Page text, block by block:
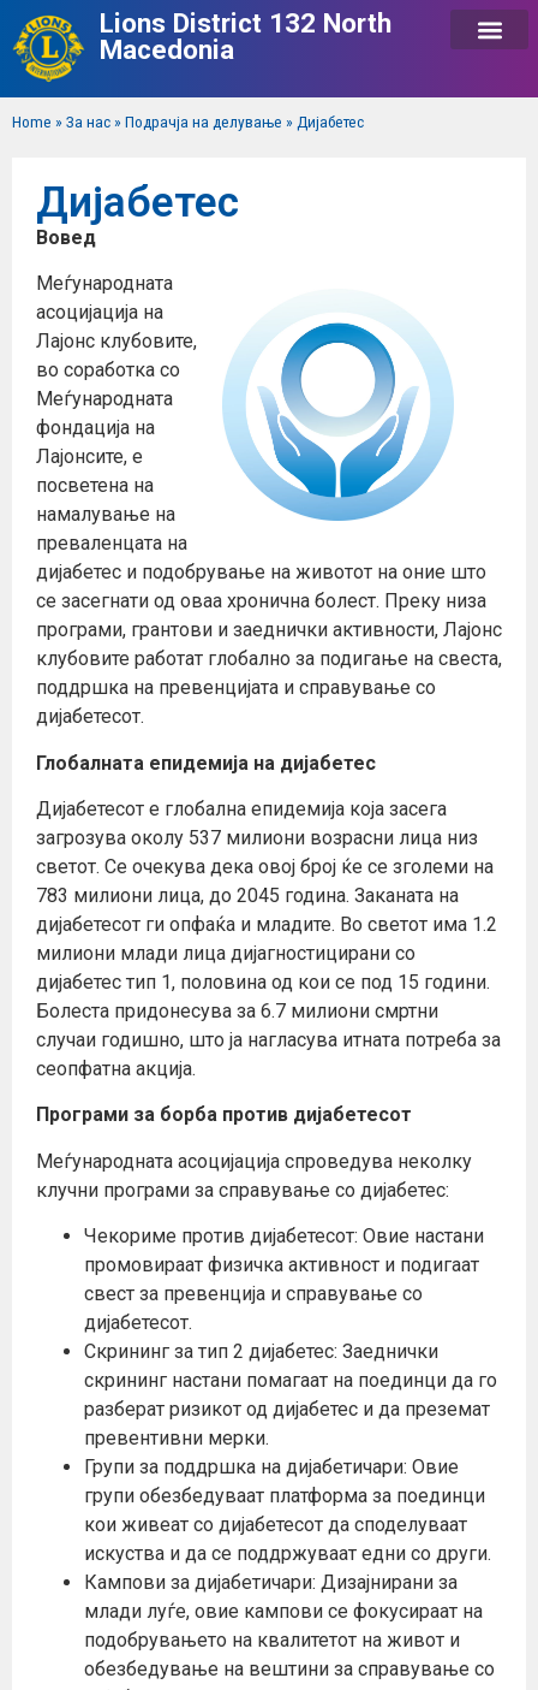
Lions District 132 North
Macedonia
Home » За нас» Подрачја на делување » Дијабетес
Дијабетес
Вовед
Меѓународната
асоцијација на
Лајонс клубовите,
во соработка со
Меѓународната
фондација на
Лајонсите, е
посветена на
намалување на
преваленцата на
дијабетес и подобрување на животот на оние што
се засегнати од оваа хронична болест. Преку низа
програми, грантови и заеднички активности, Лајонс
клубовите работат глобално за подигање на свеста,
поддршка на превенцијата и справување со
дијабетесот.
Глобалната епидемија на дијабетес
Дијабетесот е глобална епидемија која засега
загрозува околу 537 милиони возрасни лица низ
светот. Се очекува дека овој број ќе се зголеми на
783 милиони лица, до 2045 година. Заканата на
дијабетесот ги опфаќа и младите. Во светот има 1.2
милиони млади лица дијагностицирани со
дијабетес тип 1, половина од кои се под 15 години.
Болеста придонесува за 6.7 милиони смртни
случаи годишно, што ја нагласува итната потреба за
сеопфатна акција.
Програми за борба против дијабетесот
Меѓународната асоцијација спроведува неколку
клучни програми за справување со дијабетес:
Чекориме против дијабетесот: Овие настани
промовираат физичка активност и подигаат
свест за превенција и справување со
дијабетесот.
Скрининг за тип 2 дијабетес: Заеднички
скрининг настани помагаат на поединци да го
разберат ризикот од дијабетес и да преземат
превентивни мерки.
Групи за поддршка на дијабетичари: Овие
групи обезбедуваат платформа за поединци
кои живеат со дијабетесот да споделуваат
искуства и да се поддржуваат едни со други.
Кампови за дијабетичари: Дизајнирани за
млади луѓе, овие кампови се фокусираат на
подобрувањето на квалитетот на живот и
обезбедување на вештини за справување со